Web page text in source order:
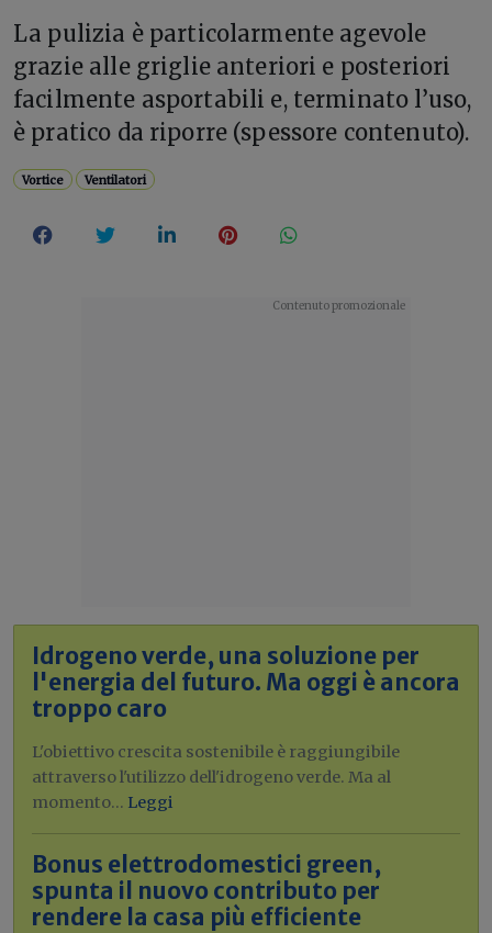
La pulizia è particolarmente agevole
grazie alle griglie anteriori e posteriori
facilmente asportabili e, terminato l’uso,
è pratico da riporre (spessore contenuto).
Vortice Ventilatori
Idrogeno verde, una soluzione per
l'energia del futuro. Ma oggi è ancora
troppo caro
L'obiettivo crescita sostenibile è raggiungibile
attraverso l'utilizzo dell'idrogeno verde. Ma al
momento... Leggi
Bonus elettrodomestici green,
spunta il nuovo contributo per
rendere la casa più efficiente